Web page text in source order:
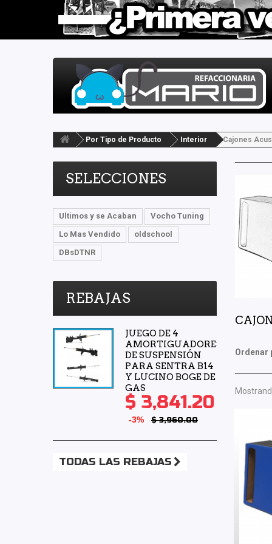
Por Tipo de Producto Interior Cajones
SELECCIONES
Ultimos y se Acaban
Vocho Tuning
Lo Mas Vendido
oldschool
DBsDTNR
REBAJAS
JUEGO DE 4
AMORTIGUADORES
DE SUSPENSIÓN
PARA SENTRA B14
Y LUCINO BOGE DE
GAS
$ 3,841.20
-3% $ 3,960.00
TODAS LAS REBAJAS
Ordenar